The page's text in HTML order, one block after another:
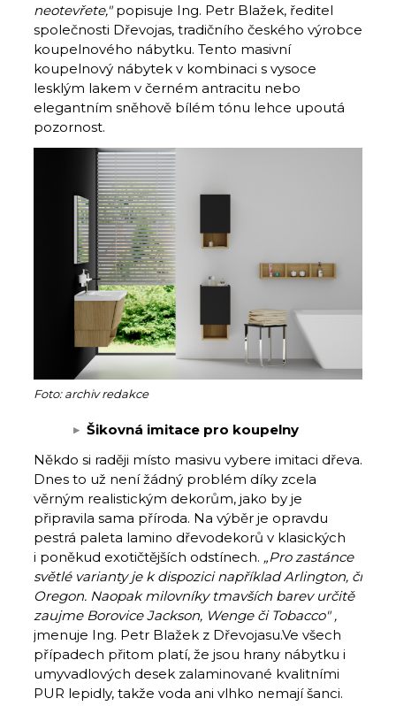
neotevřete," popisuje Ing. Petr Blažek, ředitel
společnosti Dřevojas, tradičního českého výrobce
koupelnového nábytku. Tento masivní
koupelnový nábytek v kombinaci s vysoce
lesklým lakem v černém antracitu nebo
elegantním sněhově bílém tónu lehce upoutá
pozornost.
Foto: archiv redakce
Šikovná imitace pro koupelny
Někdo si raději místo masivu vybere imitaci dřeva.
Dnes to už není žádný problém díky zcela
věrným realistickým dekorům, jako by je
připravila sama příroda. Na výběr je opravdu
pestrá paleta lamino dřevodekorů v klasických
i poněkud exotičtějších odstínech. „Pro zastánce
světlé varianty je k dispozici například Arlington, či
Oregon. Naopak milovníky tmavších barev určitě
zaujme Borovice Jackson, Wenge či Tobacco" ,
jmenuje Ing. Petr Blažek z Dřevojasu.Ve všech
případech přitom platí, že jsou hrany nábytku i
umyvadlových desek zalaminované kvalitními
PUR lepidly, takže voda ani vlhko nemají šanci.